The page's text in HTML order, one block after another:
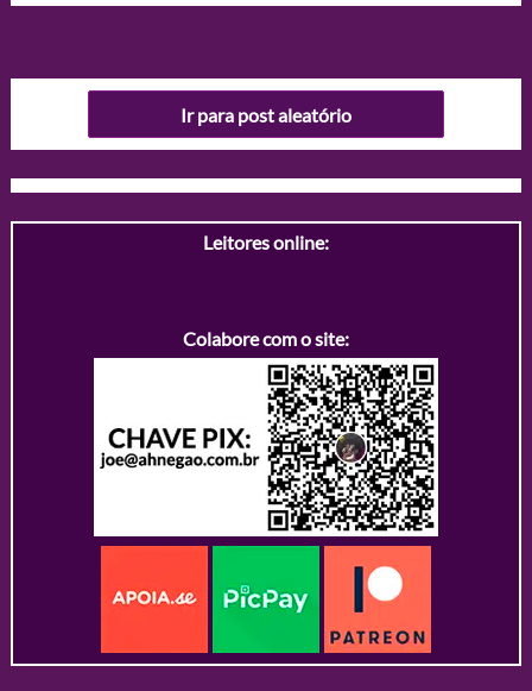
Ir para post aleatório
Leitores online:
Colabore com o site: